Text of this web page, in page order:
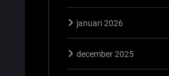
januari 2026
december 2025